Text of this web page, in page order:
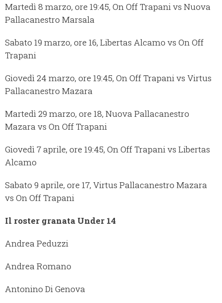
Martedì 8 marzo, ore 19:45, On Off Trapani vs Nuova
Pallacanestro Marsala
Sabato 19 marzo, ore 16, Libertas Alcamo vs On Off
Trapani
Giovedì 24 marzo, ore 19:45, On Off Trapani vs Virtus
Pallacanestro Mazara
Martedì 29 marzo, ore 18, Nuova Pallacanestro
Mazara vs On Off Trapani
Giovedì 7 aprile, ore 19:45, On Off Trapani vs Libertas
Alcamo
Sabato 9 aprile, ore 17, Virtus Pallacanestro Mazara
vs On Off Trapani
Il roster granata Under 14
Andrea Peduzzi
Andrea Romano
Antonino Di Genova